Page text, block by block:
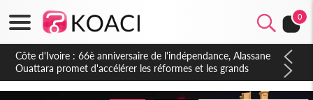
0
Côte d'Ivoire : 66è anniversaire de l'indépendance, Alassane
Ouattara promet d'accélérer les réformes et les grands
investissements pour une nation plus forte et plus prospère